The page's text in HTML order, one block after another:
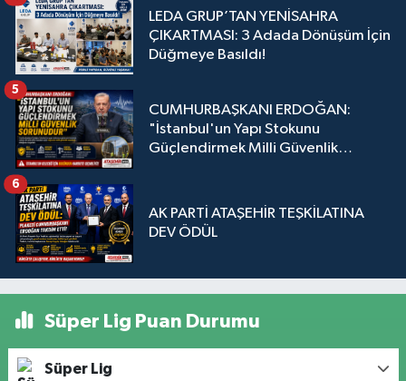
LEDA GRUP’TAN YENİSAHRA
ÇIKARTMASI: 3 Adada Dönüşüm İçin
Düğmeye Basıldı!
CUMHURBAŞKANI ERDOĞAN:
"İstanbul'un Yapı Stokunu
Güçlendirmek Milli Güvenlik
5
AK PARTİ ATAŞEHİR TEŞKİLATINA
DEV ÖDÜL
6
Süper Lig Puan Durumu
Süper Lig